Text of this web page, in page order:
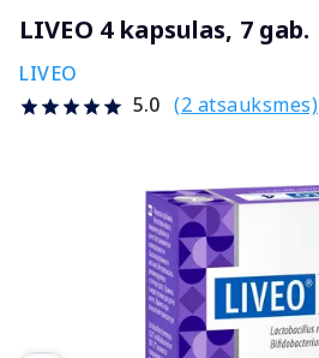
LIVEO 4 kapsulas, 7 gab.
LIVEO
5.0 (2 atsauksmes)